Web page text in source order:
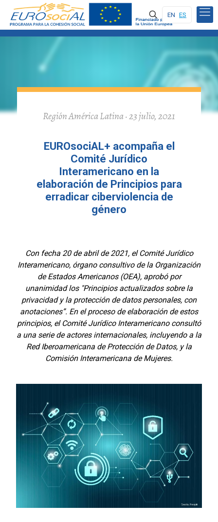
EN ES
Región América Latina · 23 julio, 2021
EUROsociAL+ acompaña el
Comité Jurídico
Interamericano en la
elaboración de Principios para
erradicar ciberviolencia de
género
Con fecha 20 de abril de 2021, el Comité Jurídico
Interamericano, órgano consultivo de la Organización
de Estados Americanos (OEA), aprobó por
unanimidad los "Principios actualizados sobre la
privacidad y la protección de datos personales, con
anotaciones”. En el proceso de elaboración de estos
principios, el Comité Jurídico Interamericano consultó
a una serie de actores internacionales, incluyendo a la
Red Iberoamericana de Protección de Datos, y la
Comisión Interamericana de Mujeres.